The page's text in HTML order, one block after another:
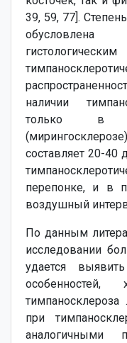
39, 59, 77].
наличии
только в
составляет 20-40
перепонке, и в
воздушный
По данным
исследовании
удается
при
аналогичными